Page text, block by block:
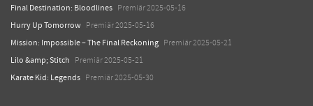
Final Destination: Bloodlines Premiär 2025-05-16
Hurry Up Tomorrow Premiär 2025-05-16
Mission: Impossible – The Final Reckoning Premiär 2025-05-21
Lilo &amp; Stitch Premiär 2025-05-21
Karate Kid: Legends Premiär 2025-05-30